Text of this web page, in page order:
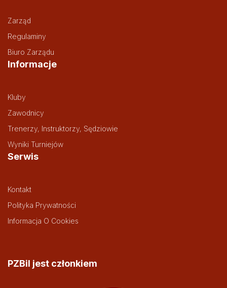
Zarząd
Regulaminy
Biuro Zarządu
Informacje
Kluby
Zawodnicy
Trenerzy, Instruktorzy, Sędziowie
Wyniki Turniejów
Serwis
Kontakt
Polityka Prywatności
Informacja O Cookies
PZBil jest członkiem